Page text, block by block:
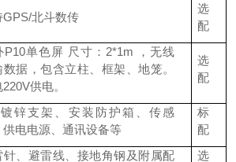
GPS/北斗数传
选
配
P10单色屏 尺寸：2*1m ，无线
数据，包含立柱、框架、地笼。
供电。
选
配
锌支架、安装防护箱、传感
供电电源、通讯设备等
标
配
针、避雷线、接地角钢及附属配
选